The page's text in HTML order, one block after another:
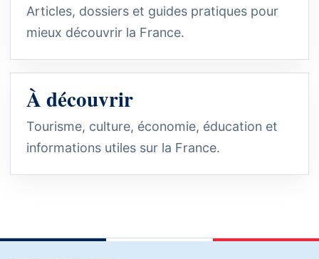
Articles, dossiers et guides pratiques pour
mieux découvrir la France.
À découvrir
Tourisme, culture, économie, éducation et
informations utiles sur la France.